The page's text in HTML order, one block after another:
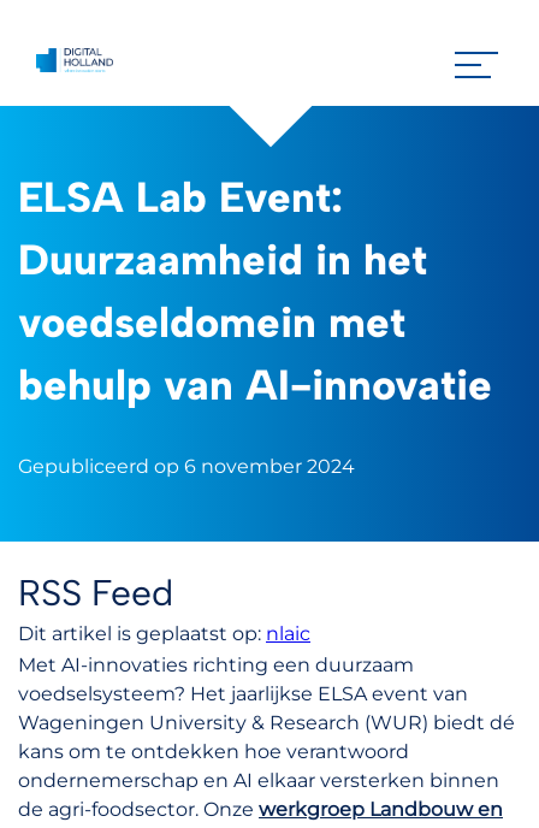
ELSA Lab Event:
Duurzaamheid in het
voedseldomein met
behulp van AI-innovatie
Gepubliceerd op 6 november 2024
RSS Feed
Dit artikel is geplaatst op: nlaic
Met AI-innovaties richting een duurzaam
voedselsysteem? Het jaarlijkse ELSA event van
Wageningen University & Research (WUR) biedt dé
kans om te ontdekken hoe verantwoord
ondernemerschap en AI elkaar versterken binnen
de agri-foodsector. Onze werkgroep Landbouw en